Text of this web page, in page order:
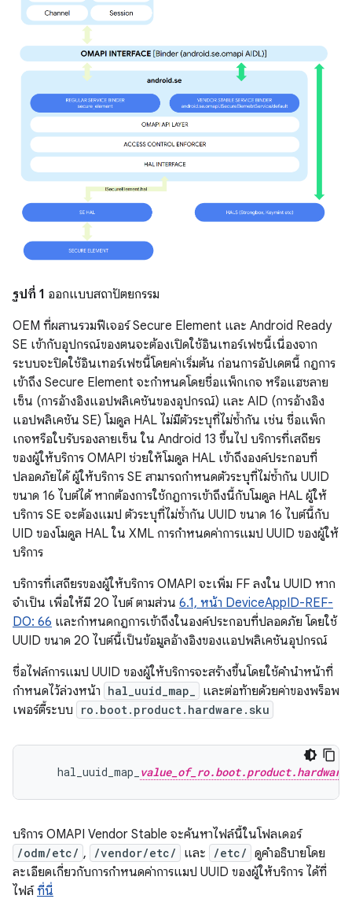
รูปที่ 1 ออกแบบสถาปัตยกรรม
OEM ที่ผสานรวมฟีเจอร์ Secure Element และ Android Ready
SE เข้ากับอุปกรณ์ของตนจะต้องเปิดใช้อินเทอร์เฟซนี้เนื่องจาก
ระบบจะปิดใช้อินเทอร์เฟซนี้โดยค่าเริ่มต้น ก่อนการอัปเดตนี้ กฎการ
เข้าถึง Secure Element จะกำหนดโดยชื่อแพ็กเกจ หรือแฮชลาย
เซ็น (การอ้างอิงแอปพลิเคชันของอุปกรณ์) และ AID (การอ้างอิง
แอปพลิเคชัน SE) โมดูล HAL ไม่มีตัวระบุที่ไม่ซ้ำกัน เช่น ชื่อแพ็ก
เกจหรือใบรับรองลายเซ็น ใน Android 13 ขึ้นไป บริการที่เสถียร
ของผู้ให้บริการ OMAPI ช่วยให้โมดูล HAL เข้าถึงองค์ประกอบที่
ปลอดภัยได้ ผู้ให้บริการ SE สามารถกำหนดตัวระบุที่ไม่ซ้ำกัน UUID
ขนาด 16 ไบต์ได้ หากต้องการใช้กฎการเข้าถึงนี้กับโมดูล HAL ผู้ให้
บริการ SE จะต้องแมป ตัวระบุที่ไม่ซ้ำกัน UUID ขนาด 16 ไบต์นี้กับ
UID ของโมดูล HAL ใน XML การกำหนดค่าการแมป UUID ของผู้ให้
บริการ
บริการที่เสถียรของผู้ให้บริการ OMAPI จะเพิ่ม FF ลงใน UUID หาก
จำเป็น เพื่อให้มี 20 ไบต์ ตามส่วน 6.1, หน้า DeviceAppID-REF-
DO: 66 และกำหนดกฎการเข้าถึงในองค์ประกอบที่ปลอดภัย โดยใช้
UUID ขนาด 20 ไบต์นี้เป็นข้อมูลอ้างอิงของแอปพลิเคชันอุปกรณ์
ชื่อไฟล์การแมป UUID ของผู้ให้บริการจะสร้างขึ้นโดยใช้คำนำหน้าที่
กำหนดไว้ล่วงหน้า hal_uuid_map_
และต่อท้ายด้วยค่าของพร็อพ
เพอร์ตี้ระบบ
ro.boot.product.hardware.sku
    hal_uuid_map_
บริการ OMAPI Vendor Stable จะค้นหาไฟล์นี้ในโฟลเดอร์
/odm/etc/ , /vendor/etc/ และ /etc/ ดูคำอธิบายโดย
ละเอียดเกี่ยวกับการกำหนดค่าการแมป UUID ของผู้ให้บริการ ได้ที่
ไฟล์ที่นี่